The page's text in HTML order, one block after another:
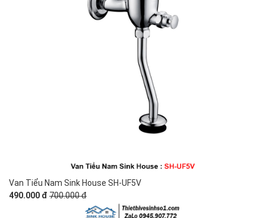
Van Tiểu Nam Sink House SH-UF5V
490.000 đ 700.000 đ